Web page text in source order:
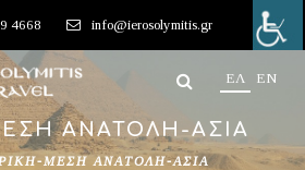
4668 info@ierosolymitis.gr
EΛ EN
ΑΝΑΤΟΛΗ-ΑΣΙΑ
ΜΕΣΗ ΑΝΑΤΟΛΗ-ΑΣΙΑ